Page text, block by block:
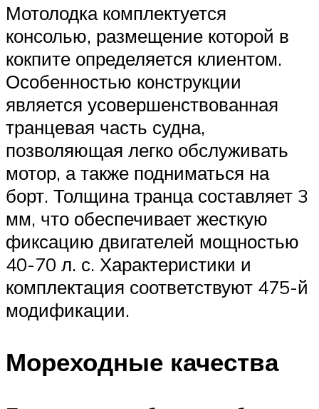
Мотолодка комплектуется
консолью, размещение которой в
кокпите определяется клиентом.
Особенностью конструкции
является усовершенствованная
транцевая часть судна,
позволяющая легко обслуживать
мотор, а также подниматься на
борт. Толщина транца составляет 3
мм, что обеспечивает жесткую
фиксацию двигателей мощностью
40-70 л. с. Характеристики и
комплектация соответствуют 475-й
модификации.
Мореходные качества